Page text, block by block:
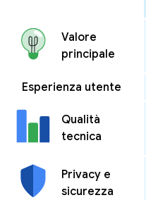
Valore
principale
Esperienza utente
Qualità
tecnica
Privacy e
sicurezza